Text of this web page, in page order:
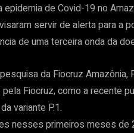
de Covid-19 no
servir de alerta para a
de uma terceira onda da
da Fiocruz Amazônia,
Fiocruz, como a recente
variante P.1.
nesses primeiros meses de